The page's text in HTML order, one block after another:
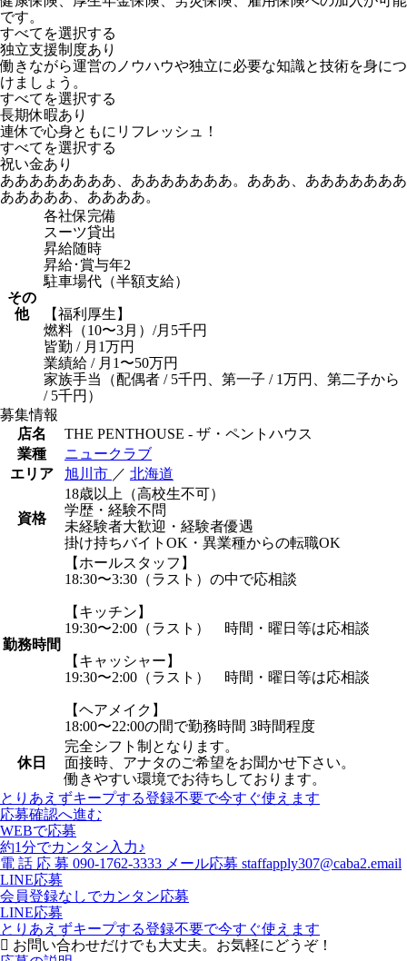
です。
すべてを選択する
独立支援制度あり
働きながら運営のノウハウや独立に必要な知識と技術を身につ
けましょう。
すべてを選択する
長期休暇あり
連休で心身ともにリフレッシュ！
すべてを選択する
祝い金あり
ああああああああ、あああああああ。あああ、あああああああ
あああああ、ああああ。
その
他
各社保完備
スーツ貸出
昇給随時
昇給･賞与年2
駐車場代（半額支給）
【福利厚生】
燃料（10〜3月）/月5千円
皆勤 / 月1万円
業績給 / 月1〜50万円
家族手当（配偶者 / 5千円、第一子 / 1万円、第二子から
/ 5千円）
募集情報
店名
THE PENTHOUSE - ザ・ペントハウス
業種
ニュークラブ
エリア
旭川市 ／ 北海道
資格
18歳以上（高校生不可）
学歴・経験不問
未経験者大歓迎・経験者優遇
掛け持ちバイトOK・異業種からの転職OK
勤務時間
【ホールスタッフ】
18:30〜3:30（ラスト）の中で応相談
【キッチン】
19:30〜2:00（ラスト） 時間・曜日等は応相談
【キャッシャー】
19:30〜2:00（ラスト） 時間・曜日等は応相談
【ヘアメイク】
18:00〜22:00の間で勤務時間 3時間程度
休日
完全シフト制となります。
面接時、アナタのご希望をお聞かせ下さい。
働きやすい環境でお待ちしております。
とりあえずキープする登録不要で今すぐ使えます
応募確認へ進む
WEBで応募
約1分でカンタン入力♪
電 話 応 募 090-1762-3333 メール応募 staffapply307@caba2.email
LINE応募
会員登録なしでカンタン応募
LINE応募
とりあえずキープする登録不要で今すぐ使えます
お問い合わせだけでも大丈夫。お気軽にどうぞ！